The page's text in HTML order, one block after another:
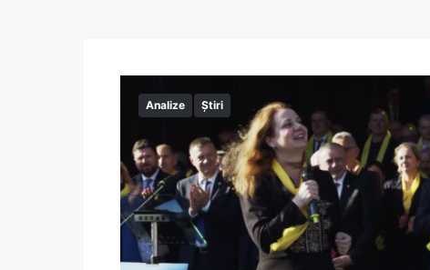
Analize Știri